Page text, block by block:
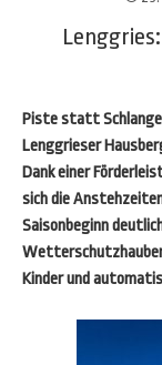
Piste statt
Lenggrieser
Dank einer
sich die
Saisonbeginn
Kinder und